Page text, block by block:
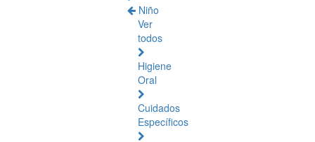
Niño
Ver
todos
Higiene
Oral
Cuidados
Específicos